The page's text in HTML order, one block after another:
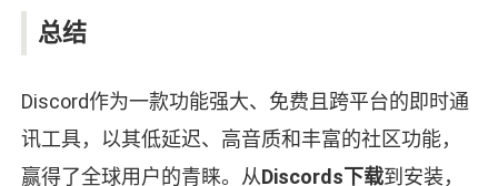
总结
Discord作为一款功能强大、免费且跨平台的即时通
讯工具，以其低延迟、高音质和丰富的社区功能，
赢得了全球用户的青睐。从Discords下载到安装，